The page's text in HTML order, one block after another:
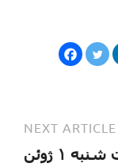
NEXT ARTICLE
آیه قوت شنبه ۱ ژوئن